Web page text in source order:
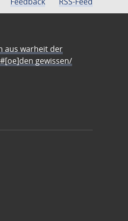
aus warheit der
gewissen/